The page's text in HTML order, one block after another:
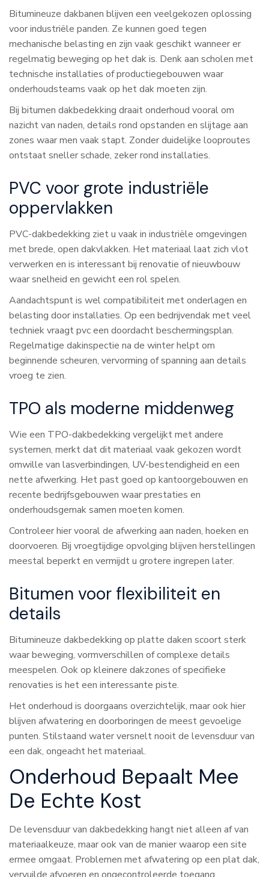
Bitumineuze dakbanen blijven een veelgekozen oplossing
voor industriële panden. Ze kunnen goed tegen
mechanische belasting en zijn vaak geschikt wanneer er
regelmatig beweging op het dak is. Denk aan scholen met
technische installaties of productiegebouwen waar
onderhoudsteams vaak op het dak moeten zijn.
Bij bitumen dakbedekking draait onderhoud vooral om
nazicht van naden, details rond opstanden en slijtage aan
zones waar men vaak stapt. Zonder duidelijke looproutes
ontstaat sneller schade, zeker rond installaties.
PVC voor grote industriële
oppervlakken
PVC-dakbedekking ziet u vaak in industriële omgevingen
met brede, open dakvlakken. Het materiaal laat zich vlot
verwerken en is interessant bij renovatie of nieuwbouw
waar snelheid en gewicht een rol spelen.
Aandachtspunt is wel compatibiliteit met onderlagen en
belasting door installaties. Op een bedrijvendak met veel
techniek vraagt pvc een doordacht beschermingsplan.
Regelmatige dakinspectie na de winter helpt om
beginnende scheuren, vervorming of spanning aan details
vroeg te zien.
TPO als moderne middenweg
Wie een TPO-dakbedekking vergelijkt met andere
systemen, merkt dat dit materiaal vaak gekozen wordt
omwille van lasverbindingen, UV-bestendigheid en een
nette afwerking. Het past goed op kantoorgebouwen en
recente bedrijfsgebouwen waar prestaties en
onderhoudsgemak samen moeten komen.
Controleer hier vooral de afwerking aan naden, hoeken en
doorvoeren. Bij vroegtijdige opvolging blijven herstellingen
meestal beperkt en vermijdt u grotere ingrepen later.
Bitumen voor flexibiliteit en
details
Bitumineuze dakbedekking op platte daken scoort sterk
waar beweging, vormverschillen of complexe details
meespelen. Ook op kleinere dakzones of specifieke
renovaties is het een interessante piste.
Het onderhoud is doorgaans overzichtelijk, maar ook hier
blijven afwatering en doorboringen de meest gevoelige
punten. Stilstaand water versnelt nooit de levensduur van
een dak, ongeacht het materiaal.
Onderhoud Bepaalt Mee
De Echte Kost
De levensduur van dakbedekking hangt niet alleen af van
materiaalkeuze, maar ook van de manier waarop een site
ermee omgaat. Problemen met afwatering op een plat dak,